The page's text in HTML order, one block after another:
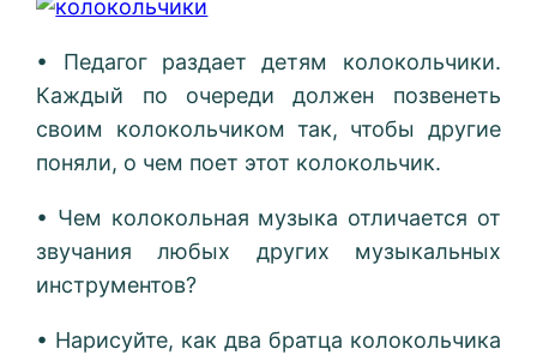
• Педагог раздает детям колокольчики.
Каждый по очереди должен позвенеть
своим колокольчиком так, чтобы другие
поняли, о чем поет этот колокольчик.
• Чем колокольная музыка отличается от
звучания любых других музыкальных
инструментов?
• Нарисуйте, как два братца колокольчика